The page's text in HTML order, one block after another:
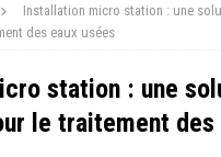
Installation micro station : une
des eaux usées
station : une
le traitement des